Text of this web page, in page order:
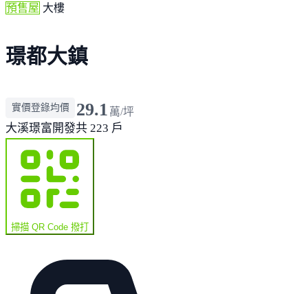
預售屋 大樓
璟都大鎮
實價登錄均價 29.1 萬/坪
大溪璟富開發共 223 戶
掃描 QR Code 撥打